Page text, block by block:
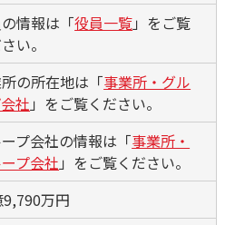
情報は「役員一覧」をご覧
い。
の所在地は「事業所・グル
社 」をご覧ください。
プ会社の情報は「事業所・
プ会社 」をご覧ください。
万円